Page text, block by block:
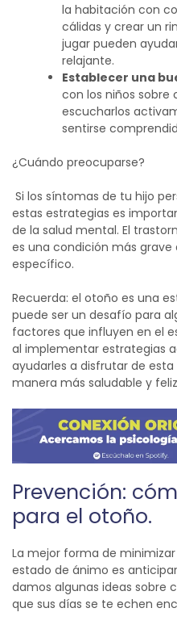
la habitación con
cálidas y crear un
jugar pueden
relajante.
Establecer una
con los niños sobre
escucharlos
sentirse
¿Cuándo preocuparse?
Si los síntomas de tu hijo
estas estrategias es
de la salud mental. El
es una condición más
específico.
Recuerda: el otoño es una
puede ser un desafío para
factores que influyen en el
al implementar estrategias
ayudarles a disfrutar de
manera más saludable y
Prevención: c
para el otoño.
La mejor forma de
estado de ánimo es
damos algunas ideas sobre
que sus días se te echen